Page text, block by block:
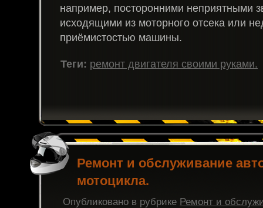
например, посторонними неприятными
исходящими из моторного отсека или
приёмистостью машины.
Теги: ремонт двигателя своими руками.
Ремонт и обслуживание
мотоцикла.
Опубликовано в рубрике Ремонт и